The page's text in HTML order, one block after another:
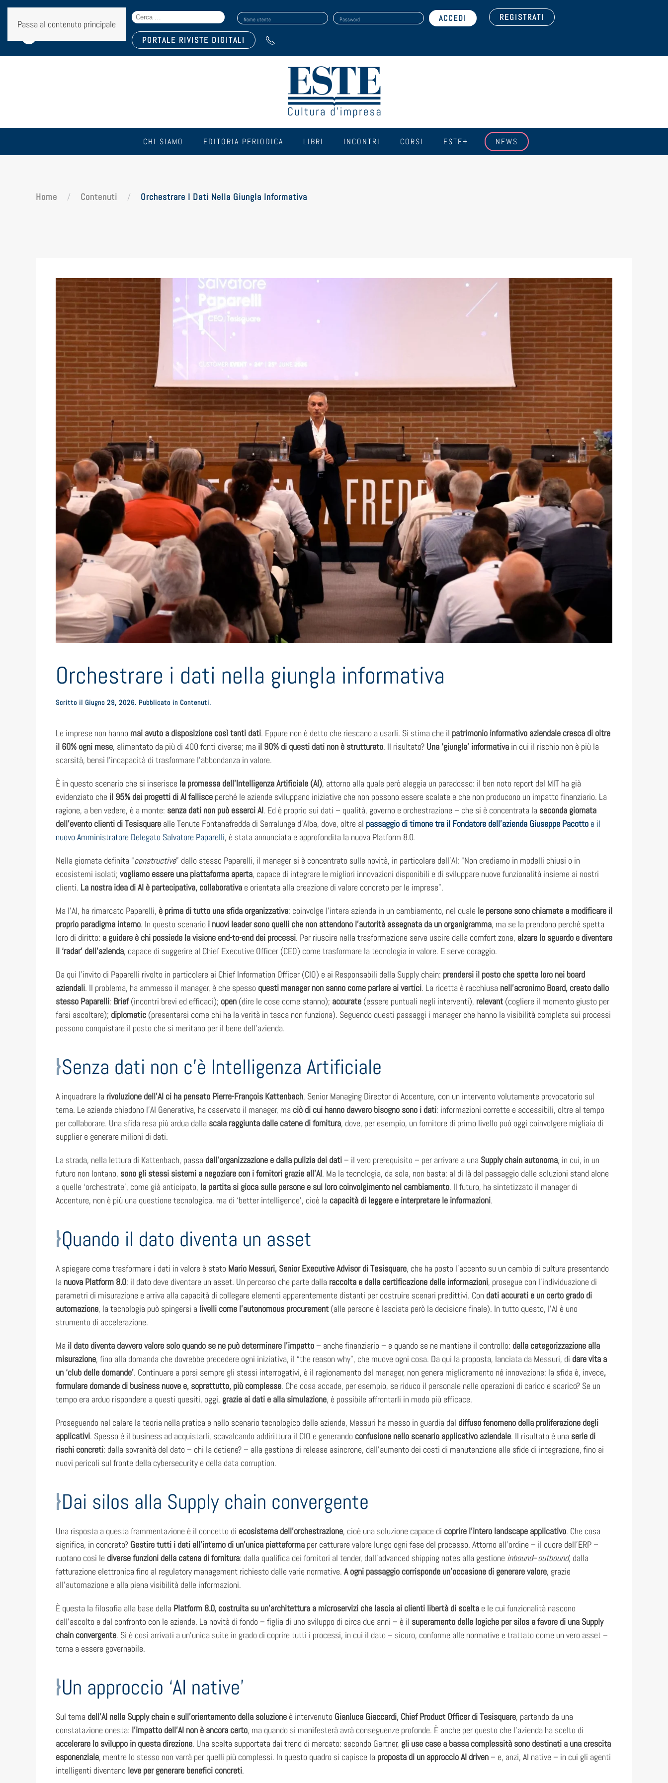
Passa al contenuto principale
Seguici sui social:
Search
for:
Nome utente Password REGISTRATI
PORTALE RIVISTE DIGITALI
CHI SIAMO EDITORIA PERIODICA LIBRI INCONTRI CORSI ESTE+ NEWS
Home Contenuti Orchestrare I Dati Nella Giungla Informativa
Orchestrare i dati nella giungla informativa
Scritto il Giugno 29, 2026. Pubblicato in Contenuti.
Le imprese non hanno mai avuto a disposizione così tanti dati. Eppure non è detto che riescano a usarli. Si stima che il patrimonio informativo aziendale cresca di oltre
il 60% ogni mese, alimentato da più di 400 fonti diverse; ma il 90% di questi dati non è strutturato. Il risultato? Una ‘giungla’ informativa in cui il rischio non è più la
scarsità, bensì l’incapacità di trasformare l’abbondanza in valore.
È in questo scenario che si inserisce la promessa dell’Intelligenza Artificiale (AI), attorno alla quale però aleggia un paradosso: il ben noto report del MIT ha già
evidenziato che il 95% dei progetti di AI fallisce perché le aziende sviluppano iniziative che non possono essere scalate e che non producono un impatto finanziario. La
ragione, a ben vedere, è a monte: senza dati non può esserci AI. Ed è proprio sui dati – qualità, governo e orchestrazione – che si è concentrata la seconda giornata
dell’evento clienti di Tesisquare alle Tenute Fontanafredda di Serralunga d’Alba, dove, oltre al passaggio di timone tra il Fondatore dell’azienda Giuseppe Pacotto e il
nuovo Amministratore Delegato Salvatore Paparelli, è stata annunciata e approfondita la nuova Platform 8.0.
Nella giornata definita “constructive” dallo stesso Paparelli, il manager si è concentrato sulle novità, in particolare dell’AI: “Non crediamo in modelli chiusi o in
ecosistemi isolati; vogliamo essere una piattaforma aperta, capace di integrare le migliori innovazioni disponibili e di sviluppare nuove funzionalità insieme ai nostri
clienti. La nostra idea di AI è partecipativa, collaborativa e orientata alla creazione di valore concreto per le imprese”.
Ma l’AI, ha rimarcato Paparelli, è prima di tutto una sfida organizzativa: coinvolge l’intera azienda in un cambiamento, nel quale le persone sono chiamate a modificare il
proprio paradigma interno. In questo scenario i nuovi leader sono quelli che non attendono l’autorità assegnata da un organigramma, ma se la prendono perché spetta
loro di diritto: a guidare è chi possiede la visione end-to-end dei processi. Per riuscire nella trasformazione serve uscire dalla comfort zone, alzare lo sguardo e diventare
il ‘radar’ dell’azienda, capace di suggerire al Chief Executive Officer (CEO) come trasformare la tecnologia in valore. E serve coraggio.
Da qui l’invito di Paparelli rivolto in particolare ai Chief Information Officer (CIO) e ai Responsabili della Supply chain: prendersi il posto che spetta loro nei board
aziendali. Il problema, ha ammesso il manager, è che spesso questi manager non sanno come parlare ai vertici. La ricetta è racchiusa nell’acronimo Board, creato dallo
stesso Paparelli: Brief(incontri brevi ed efficaci); open (dire le cose come stanno); accurate (essere puntuali negli interventi), relevant (cogliere il momento giusto per
farsi ascoltare); diplomatic (presentarsi come chi ha la verità in tasca non funziona). Seguendo questi passaggi i manager che hanno la visibilità completa sui processi
possono conquistare il posto che si meritano per il bene dell’azienda.
Senza dati non c’è Intelligenza Artificiale
A inquadrare la rivoluzione dell’AI ci ha pensato Pierre-François Kattenbach, Senior Managing Director di Accenture, con un intervento volutamente provocatorio sul
tema. Le aziende chiedono l’AI Generativa, ha osservato il manager, ma ciò di cui hanno davvero bisogno sono i dati: informazioni corrette e accessibili, oltre al tempo
per collaborare. Una sfida resa più ardua dalla scala raggiunta dalle catene di fornitura, dove, per esempio, un fornitore di primo livello può oggi coinvolgere migliaia di
supplier e generare milioni di dati.
La strada, nella lettura di Kattenbach, passa dall’organizzazione e dalla pulizia dei dati – il vero prerequisito – per arrivare a una Supply chain autonoma, in cui, in un
futuro non lontano, sono gli stessi sistemi a negoziare con i fornitori grazie all’AI. Ma la tecnologia, da sola, non basta: al di là del passaggio dalle soluzioni stand alone
a quelle ‘orchestrate’, come già anticipato, la partita si gioca sulle persone e sul loro coinvolgimento nel cambiamento. Il futuro, ha sintetizzato il manager di
Accenture, non è più una questione tecnologica, ma di ‘better intelligence’, cioè la capacità di leggere e interpretare le informazioni.
Quando il dato diventa un asset
A spiegare come trasformare i dati in valore è stato Mario Messuri, Senior Executive Advisor di Tesisquare, che ha posto l’accento su un cambio di cultura presentando
la nuova Platform 8.0: il dato deve diventare un asset. Un percorso che parte dalla raccolta e dalla certificazione delle informazioni, prosegue con l’individuazione di
parametri di misurazione e arriva alla capacità di collegare elementi apparentemente distanti per costruire scenari predittivi. Con dati accurati e un certo grado di
automazione, la tecnologia può spingersi a livelli come l’autonomous procurement (alle persone è lasciata però la decisione finale). In tutto questo, l’AI è uno
strumento di accelerazione.
Ma il dato diventa davvero valore solo quando se ne può determinare l’impatto – anche finanziario – e quando se ne mantiene il controllo: dalla categorizzazione alla
misurazione, fino alla domanda che dovrebbe precedere ogni iniziativa, il “the reason why”, che muove ogni cosa. Da qui la proposta, lanciata da Messuri, di dare vita a
un ‘club delle domande’. Continuare a porsi sempre gli stessi interrogativi, è il ragionamento del manager, non genera miglioramento né innovazione; la sfida è, invece,
formulare domande di business nuove e, soprattutto, più complesse. Che cosa accade, per esempio, se riduco il personale nelle operazioni di carico e scarico? Se un
tempo era arduo rispondere a questi quesiti, oggi, grazie ai dati e alla simulazione, è possibile affrontarli in modo più efficace.
Proseguendo nel calare la teoria nella pratica e nello scenario tecnologico delle aziende, Messuri ha messo in guardia dal diffuso fenomeno della proliferazione degli
applicativi. Spesso è il business ad acquistarli, scavalcando addirittura il CIO e generando confusione nello scenario applicativo aziendale. Il risultato è una serie di
rischi concreti: dalla sovranità del dato – chi la detiene? – alla gestione di release asincrone, dall’aumento dei costi di manutenzione alle sfide di integrazione, fino ai
nuovi pericoli sul fronte della cybersecurity e della data corruption.
Dai silos alla Supply chain convergente
Una risposta a questa frammentazione è il concetto di ecosistema dell’orchestrazione, cioè una soluzione capace di coprire l’intero landscape applicativo. Che cosa
significa, in concreto? Gestire tutti i dati all’interno di un’unica piattaforma per catturare valore lungo ogni fase del processo. Attorno all’ordine – il cuore dell’ERP –
ruotano così le diverse funzioni della catena di fornitura: dalla qualifica dei fornitori al tender, dall’advanced shipping notes alla gestione inbound–outbound, dalla
fatturazione elettronica fino al regulatory management richiesto dalle varie normative. A ogni passaggio corrisponde un’occasione di generare valore, grazie
all’automazione e alla piena visibilità delle informazioni.
È questa la filosofia alla base della Platform 8.0, costruita su un’architettura a microservizi che lascia ai clienti libertà di scelta e le cui funzionalità nascono
dall’ascolto e dal confronto con le aziende. La novità di fondo – figlia di uno sviluppo di circa due anni – è il superamento delle logiche per silos a favore di una Supply
chain convergente. Si è così arrivati a un’unica suite in grado di coprire tutti i processi, in cui il dato – sicuro, conforme alle normative e trattato come un vero asset –
torna a essere governabile.
Un approccio ‘AI native’
Sul tema dell’AI nella Supply chain e sull’orientamento della soluzione è intervenuto Gianluca Giaccardi, Chief Product Officer di Tesisquare, partendo da una
constatazione onesta: l’impatto dell’AI non è ancora certo, ma quando si manifesterà avrà conseguenze profonde. È anche per questo che l’azienda ha scelto di
accelerare lo sviluppo in questa direzione. Una scelta supportata dai trend di mercato: secondo Gartner, gli use case a bassa complessità sono destinati a una crescita
esponenziale, mentre lo stesso non varrà per quelli più complessi. In questo quadro si capisce la proposta di un approccio AI driven – e, anzi, AI native – in cui gli agenti
intelligenti diventano leve per generare benefici concreti.